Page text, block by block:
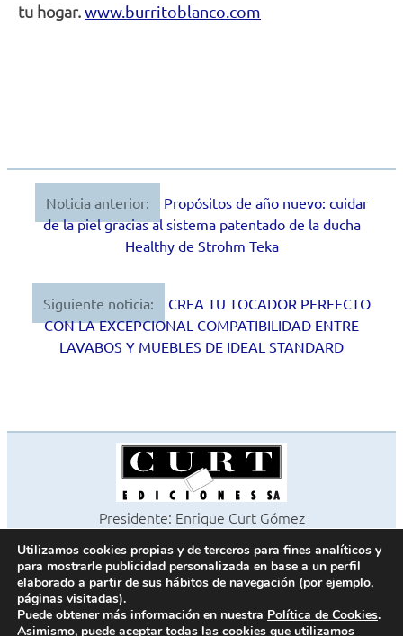
tu hogar.www.burritoblanco.com
Navegación
Noticia anterior:
Propósitos de año nuevo: cuidar
de la piel gracias al sistema patentado de la ducha
Healthy de Strohm Teka
Siguiente noticia:
CREA TU TOCADOR PERFECTO
CON LA EXCEPCIONAL COMPATIBILIDAD ENTRE
LAVABOS Y MUEBLES DE IDEAL STANDARD
Presidente: Enrique Curt Gómez
©2026 Revista Cocinas y Baños
Todos los derechos reservados
Paseo de Gracia, 63. 1º 2ª. 08008 Barcelona -
Fax 933 183 505
Utilizamos cookies propias y de terceros para fines analíticos y
para mostrarle publicidad personalizada en base a un perfil
elaborado a partir de sus hábitos de navegación (por ejemplo,
páginas visitadas).
Puede obtener más información en nuestra Política de Cookies.
Asimismo, puede aceptar todas las cookies que utilizamos